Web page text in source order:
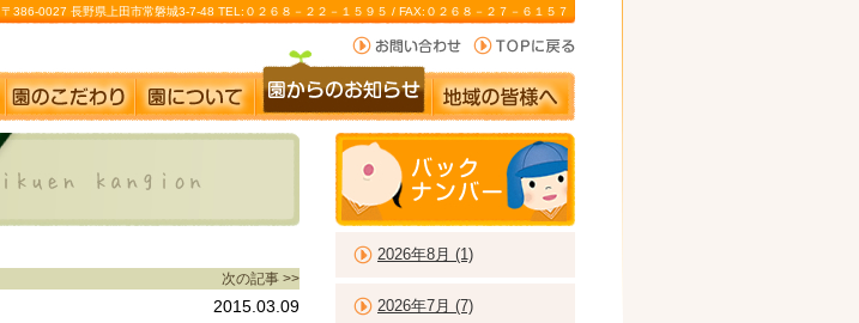
〒386-0027 長野県上田市常磐城3-7-48 TEL:０２６８－２２－１５９５ / FAX:０２６８－２７－６１５７
次の記事 >>
2015.03.09
2026年8月 (1)
2026年7月 (7)